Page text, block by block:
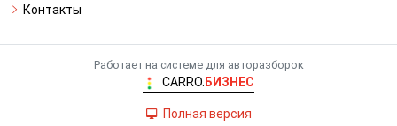
Контакты
Работает на системе для авторазборок
CARRO. БИЗНЕС
Полная версия